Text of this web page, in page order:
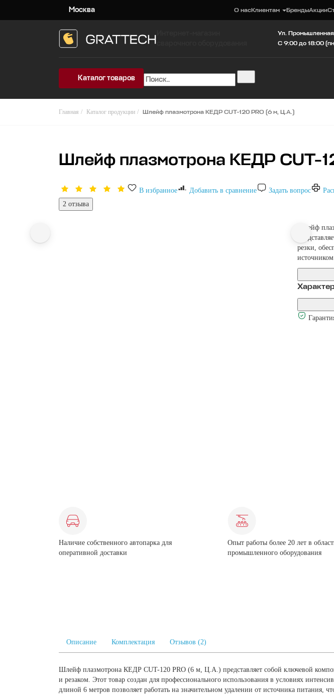
Москва О насКлиентам БрендыАкции
Ул. Промышленная,
C 9:00 до 18:00
Каталог товаров
Главная Каталог продукции Шлейф плазмотрона КЕДР CUT-120 PRO (6 м, Ц.А.)
Шлейф плазмотрона КЕДР CUT-
2 отзыва
В избранное Добавить в сравнение Задать вопрос
Шлейф
резки,
Наличие собственного автопарка для
оперативной доставки
Опыт работы более 20 лет в
промышленного оборудования
Описание Комплектация Отзывов (2)
Шлейф плазмотрона КЕДР CUT-120 PRO (6 м, Ц.А.) представляет собой ключевой
и резаком. Этот товар создан для профессионального использования в условиях
длиной 6 метров позволяет работать на значительном удалении от источника питания,